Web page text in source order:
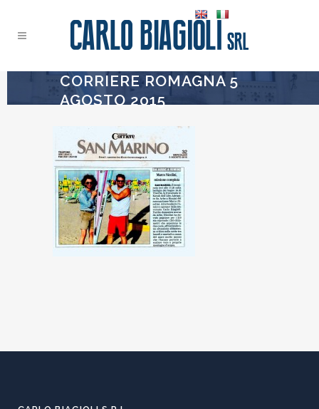
CORRIERE ROMAGNA 5
AGOSTO 2015